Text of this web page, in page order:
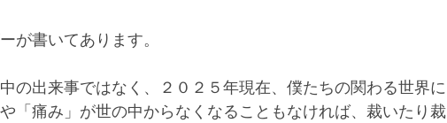
が書いてあります。
の出来事ではなく、 ２０２５年現在、僕たちの関わる世界に
「痛み」が世の中からなくなることもなければ、裁いたり裁